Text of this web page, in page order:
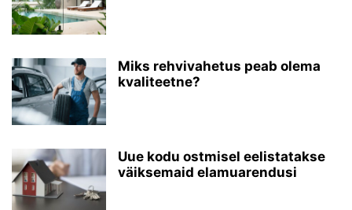
Miks rehvivahetus peab olema
kvaliteetne?
Uue kodu ostmisel eelistatakse
väiksemaid elamuarendusi